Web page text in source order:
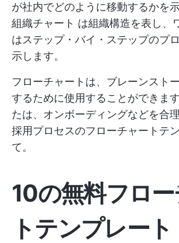
が社内でどのように移動するかを
組織チャート は組織構造を表し、
はステップ・バイ・ステップのプ
示します。
フローチャートは、ブレーンスト
するために使用することができま
たは、オンボーディングなどを合
採用プロセスのフローチャートテ
て。
10の無料フロ
トテンプレート